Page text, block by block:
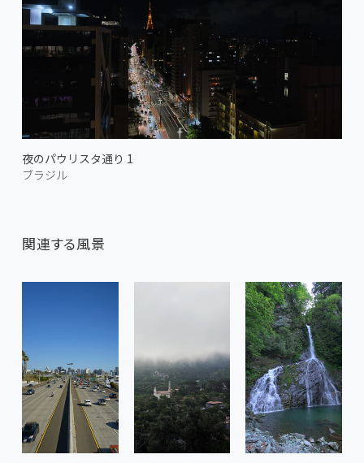
夜のパウリスタ通り 1
ブラジル
関連する風景